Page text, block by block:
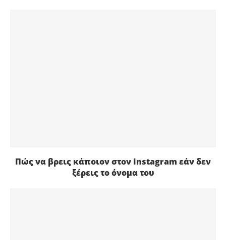
Πώς να βρεις κάποιον στον Instagram εάν δεν
ξέρεις το όνομα του